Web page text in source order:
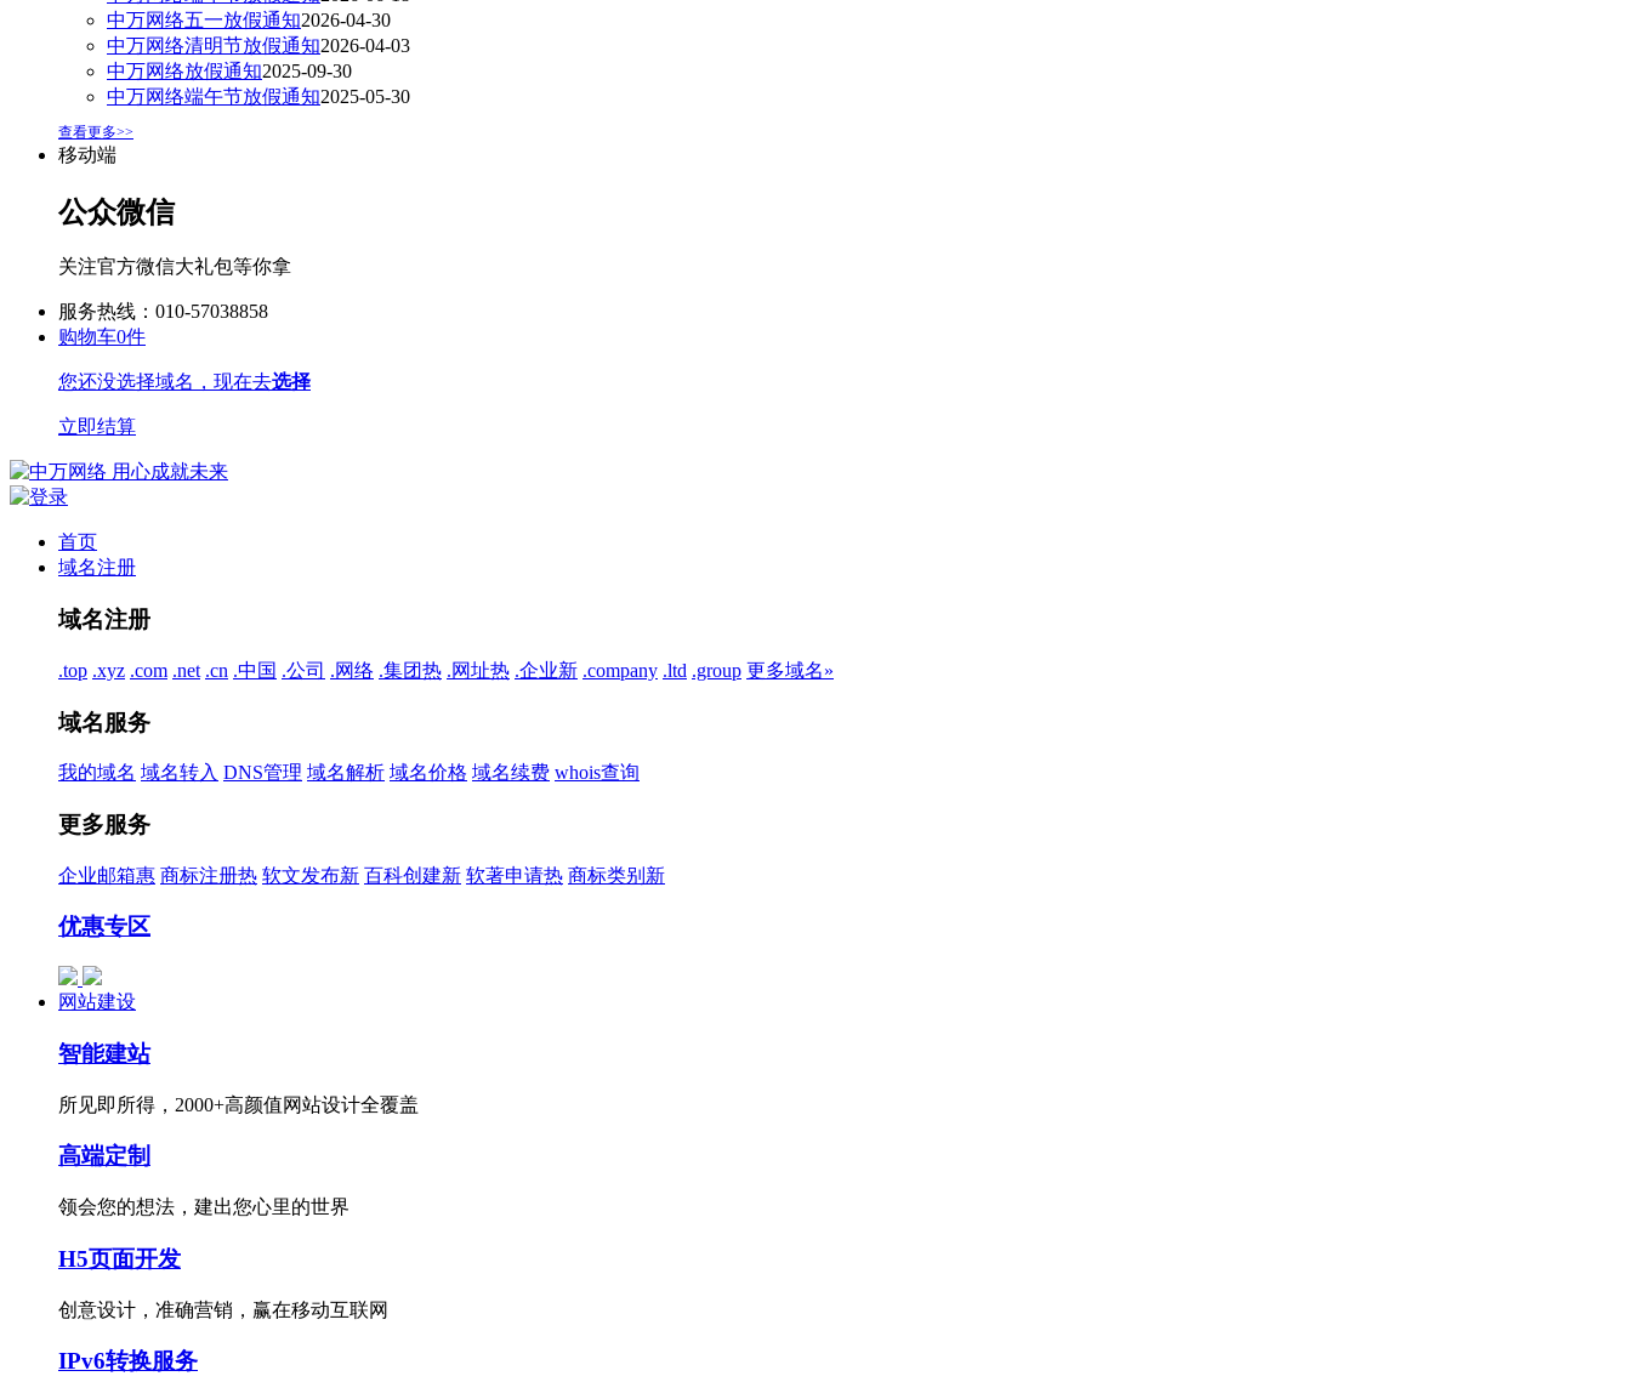
中万网络五一放假通知2026-04-30
中万网络清明节放假通知2026-04-03
中万网络放假通知2025-09-30
中万网络端午节放假通知2025-05-30
查看更多>>
移动端
公众微信
关注官方微信大礼包等你拿
服务热线：010-57038858
购物车0件
您还没选择域名，现在去选择
立即结算
首页
域名注册
域名注册
.top .xyz .com .net .cn .中国 .公司 .网络 .集团热 .网址热 .企业新 .company .ltd .group 更多域名»
域名服务
我的域名 域名转入 DNS管理 域名解析 域名价格 域名续费 whois查询
更多服务
企业邮箱惠 商标注册热 软文发布新 百科创建新 软著申请热 商标类别 新
优惠专区
网站建设
智能建站
所见即所得，2000+高颜值网站设计全覆盖
高端定制
领会您的想法，建出您心里的世界
H5页面开发
创意设计，准确营销，赢在移动互联网
IPv6转换服务